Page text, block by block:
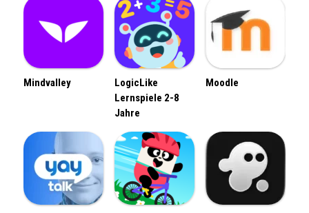
Mindvalley
LogicLike
Lernspiele 2-8
Jahre
Moodle